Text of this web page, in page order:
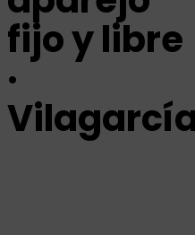
fijo y libre
·